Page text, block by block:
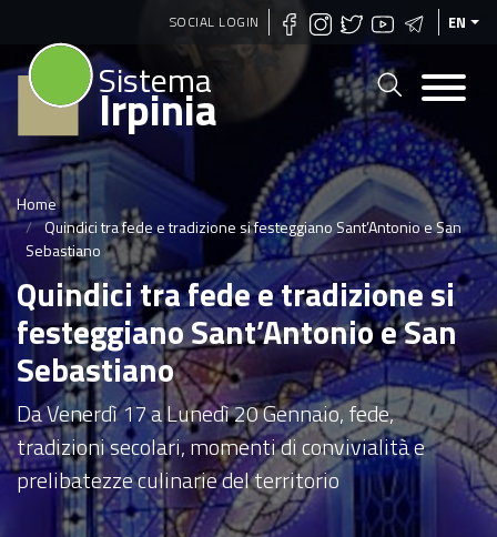
Skip
to
content
SOCIAL LOGIN EN
Sistema
Irpinia
Home
Quindici tra fede e tradizione si festeggiano Sant’Antonio e San
Sebastiano
Quindici tra fede e tradizione si
festeggiano Sant’Antonio e San
Sebastiano
Da Venerdì 17 a Lunedì 20 Gennaio, fede,
tradizioni secolari, momenti di convivialità e
prelibatezze culinarie del territorio